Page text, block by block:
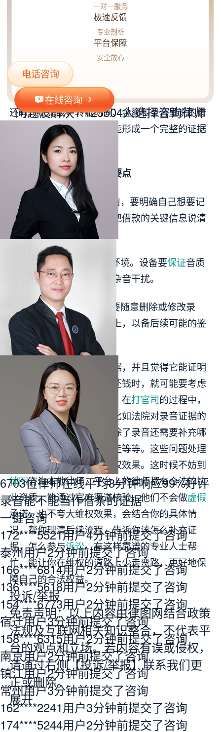
录音证据的证明力相对借条来说要弱一些。
借条是书面的借款凭证，一般能更直接、明确地
证明借款事实。而录音可能会受到各种因素的影
响，比如音质不好、表述不清晰等。但如果录音
满足上述有效条件，并且能和其他证据相互印
证，那它的证明力也会增强。比如，除了录音，
还有转账记录，转账时间、金额和录音里说的借
款情况能对应上，这样就能形成一个完整的证据
链，证明借款事实。
四、收集录音证据的要点
1.提前准备。在录音前，要明确自己想要记
录的内容，尽量引导对方把借款的关键信息说清
楚。
2.选择合适的设备和环境。设备要保证音质
清晰，环境要安静，避免杂音干扰。
3.保留原始文件。不要随意删除或修改录
音，最好保留在原始设备上，以备后续可能的鉴
定。
当你收集好了录音证据，并且觉得它能证明
借款事实，但对方还是不还钱时，就可能要考虑
通过法律途径解决。不过，在打官司的过程中，
还可能会遇到很多问题，比如法院对录音证据的
认定标准到底是怎样的，除了录音还需要补充哪
些证据，诉讼流程 该怎么走等等。这些问题处理
不好，可能会影响你的维权效果。这时候不妨到
律图咨询本地律师，平台上的律师都有合法的执
业资质，能通过官方渠道核验，他们不会做虚假
承诺，也不夸大维权效果，会结合你的具体情
况，帮你理清后续流程，告诉你该怎么补充证
据，怎么参与诉讼。有这样靠谱的专业人士帮
忙，能让你在维权的道路上少走弯路，更好地保
障自己的合法权益。
投诉/举报
免责声明：以上内容由律图网结合政策
法规及互联网相关知识整合，不代表平
台的观点和立场。若内容有误或侵权，
请通过右侧【投诉/举报】联系我们更
正或删除。
展开
一对一服务
极速反馈
专业剖析
平台保障
安全放心
电话咨询
在线咨询
问题没解决?125504人选择咨询律师
6703位律师在线平均3分钟响应99%好评
录音能不能当作借条的证据
一键咨询
172****5521用户4分钟前提交了咨询
泰州用户2分钟前提交了咨询
166****6814用户2分钟前提交了咨询
136****5618用户2分钟前提交了咨询
154****6773用户2分钟前提交了咨询
宿迁用户3分钟前提交了咨询
158****6315用户2分钟前提交了咨询
南京用户2分钟前提交了咨询
镇江用户2分钟前提交了咨询
常州用户3分钟前提交了咨询
162****2241用户3分钟前提交了咨询
174****5244用户2分钟前提交了咨询